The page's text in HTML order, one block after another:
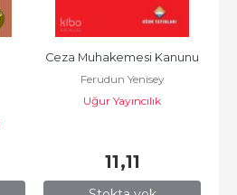
Ceza Muhakemesi Kanunu
Ferudun Yenisey
Uğur Yayıncılık
11,11